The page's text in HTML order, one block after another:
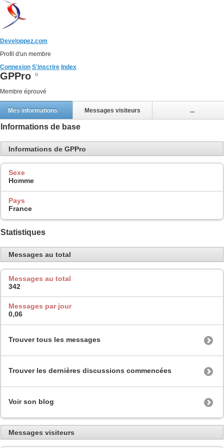
Developpez.com
Profil d'un membre
Connexion S'inscrire Index
GPPro
Membre éprouvé
Mes informations Messages visiteurs ...
Informations de base
Informations de GPPro
Sexe
Homme
Pays
France
Statistiques
Messages au total
Messages au total
342
Messages par jour
0,06
Trouver tous les messages
Trouver les dernières discussions commencées
Voir son blog
Messages visiteurs